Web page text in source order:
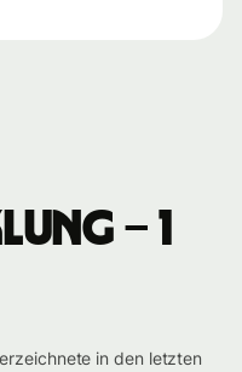
– 1
in den letzten